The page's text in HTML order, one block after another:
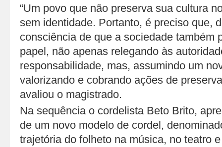
“Um povo que não preserva sua cultura
sem identidade. Portanto, é preciso que,
consciência de que a sociedade também
papel, não apenas relegando às
responsabilidade, mas, assumindo um
valorizando e cobrando ações de
avaliou o magistrado.
Na sequência o cordelista Beto Brito,
de um novo modelo de cordel,
trajetória do folheto na música, no teatro